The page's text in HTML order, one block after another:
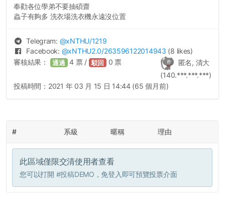
奉勸各位學弟不要抽碩齋
蟲子有夠多 洗衣場洗衣機永遠沒位置
Telegram: @xNTHU/1219
Facebook: @xNTHU2.0/263596122014943 (8 likes)
匿名, 清大
(140.***.***.***)
審核結果： 通過 4 票 / 駁回 0 票
投稿時間： 2021 年 03 月 15 日 14:44 (65 個月前)
# 系級 暱稱 理由
此區域僅限交清使用者查看
您可以打開 #投稿DEMO ，免登入即可預覽投票介面